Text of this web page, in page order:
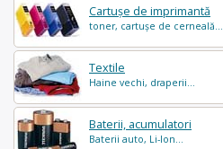
Cartușe de imprimantă
toner, cartușe de cerneală...
Textile
Haine vechi, draperii...
Baterii, acumulatori
Baterii auto, Li-Ion...